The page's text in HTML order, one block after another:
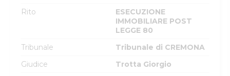
Rito
ESECUZIONE
IMMOBILIARE POST
LEGGE 80
Tribunale
Tribunale di CREMONA
Giudice
Trotta Giorgio